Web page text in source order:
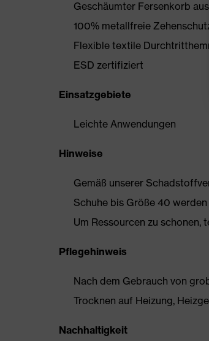
Geschäumter Fersenkorb
100% metallfreie
Flexible textile
ESD zertifiziert
Einsatzgebiete
Leichte Anwendungen
Hinweise
Gemäß unserer
Schuhe bis Größe 40
Um Ressourcen zu
Pflegehinweis
Nach dem Gebrauch von
Trocknen auf Heizung,
Nachhaltigkeit